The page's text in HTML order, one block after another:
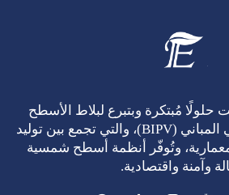
حلولًا مُبتكرة وبتبرع لبلاط الأسطح
الشمسية المدمجة في المباني (BIPV)، والتي تجمع بين توليد
وتُوفّر أنظمة أسطح شمسية
وآمنة واقتصادية.